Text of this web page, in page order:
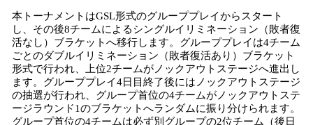
本トーナメントはGSL形式のグループプレイからスタート
し、その後8チームによるシングルイリミネーション（敗者復
活なし）ブラケットへ移行します。グループプレイは4チーム
ごとのダブルイリミネーション（敗者復活あり）ブラケット
形式で行われ、上位2チームがノックアウトステージへ進出し
ます。グループプレイ4日目終了後にはノックアウトステージ
の抽選が行われ、グループ首位の4チームがノックアウトステ
ージラウンド1のブラケットへランダムに振り分けられます。
グループ首位の4チームは必ず別グループの2位チーム（後日